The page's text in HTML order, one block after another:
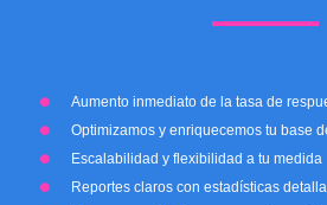
Aumento inmediato de la tasa de
Optimizamos y enriquecemos tu base
Escalabilidad y flexibilidad a tu medida
Reportes claros con estadísticas